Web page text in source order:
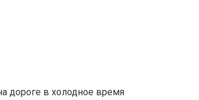
дороге в холодное время